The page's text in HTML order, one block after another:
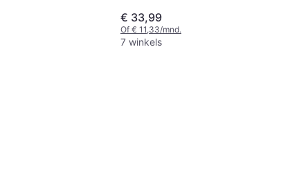
€ 33,99
Of € 11,33/mnd.
7 winkels